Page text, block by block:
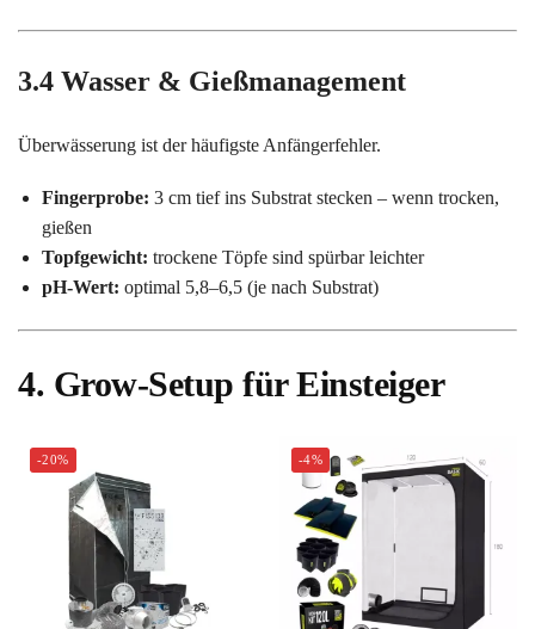
3.4 Wasser & Gießmanagement
Überwässerung ist der häufigste Anfängerfehler.
Fingerprobe: 3 cm tief ins Substrat stecken – wenn trocken,
gießen
Topfgewicht: trockene Töpfe sind spürbar leichter
pH-Wert: optimal 5,8–6,5 (je nach Substrat)
4. Grow-Setup für Einsteiger
-20% -4%